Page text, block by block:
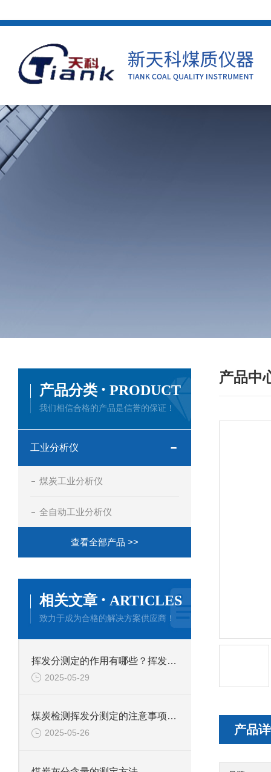
产品中
产品
产品分类 · PRODUCT
我们相信合格的产品是信誉的保证！
工业分析仪
煤炭工业分析仪
全自动工业分析仪
查看全部产品 >>
相关文章 · ARTICLES
致力于成为合格的解决方案供应商！
挥发分测定的作用有哪些？挥发分测定应用于哪些行业？
2025-05-29
煤炭检测挥发分测定的注意事项有哪些？
2025-05-26